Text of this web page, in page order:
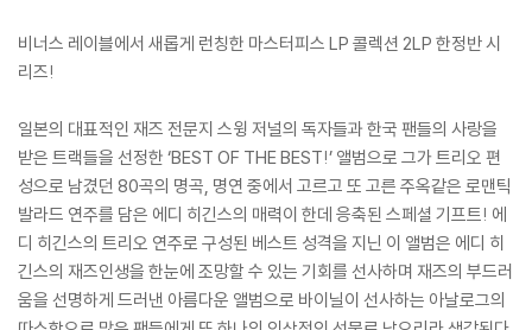
비너스 레이블에서 새롭게 런칭한 마스터피스 LP 콜렉션 2LP 한정반 시
리즈!
일본의 대표적인 재즈 전문지 스윙 저널의 독자들과 한국 팬들의 사랑을
받은 트랙들을 선정한 ‘BEST OF THE BEST!’ 앨범으로 그가 트리오 편
성으로 남겼던 80곡의 명곡, 명연 중에서 고르고 또 고른 주옥같은 로맨틱
발라드 연주를 담은 에디 히긴스의 매력이 한데 응축된 스페셜 기프트! 에
디 히긴스의 트리오 연주로 구성된 베스트 성격을 지닌 이 앨범은 에디 히
긴스의 재즈인생을 한눈에 조망할 수 있는 기회를 선사하며 재즈의 부드러
움을 선명하게 드러낸 아름다운 앨범으로 바이닐이 선사하는 아날로그의